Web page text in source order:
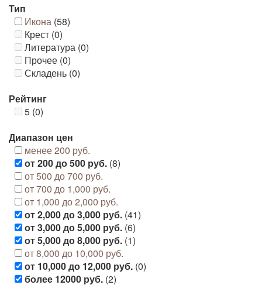
Тип
Икона (58)
Крест (0)
Литература (0)
Прочее (0)
Складень (0)
Рейтинг
5 (0)
Диапазон цен
менее 200 руб.
от 200 до 500 руб. (8)
от 500 до 700 руб.
от 700 до 1,000 руб.
от 1,000 до 2,000 руб.
от 2,000 до 3,000 руб. (41)
от 3,000 до 5,000 руб. (6)
от 5,000 до 8,000 руб. (1)
от 8,000 до 10,000 руб.
от 10,000 до 12,000 руб. (0)
более 12000 руб. (2)